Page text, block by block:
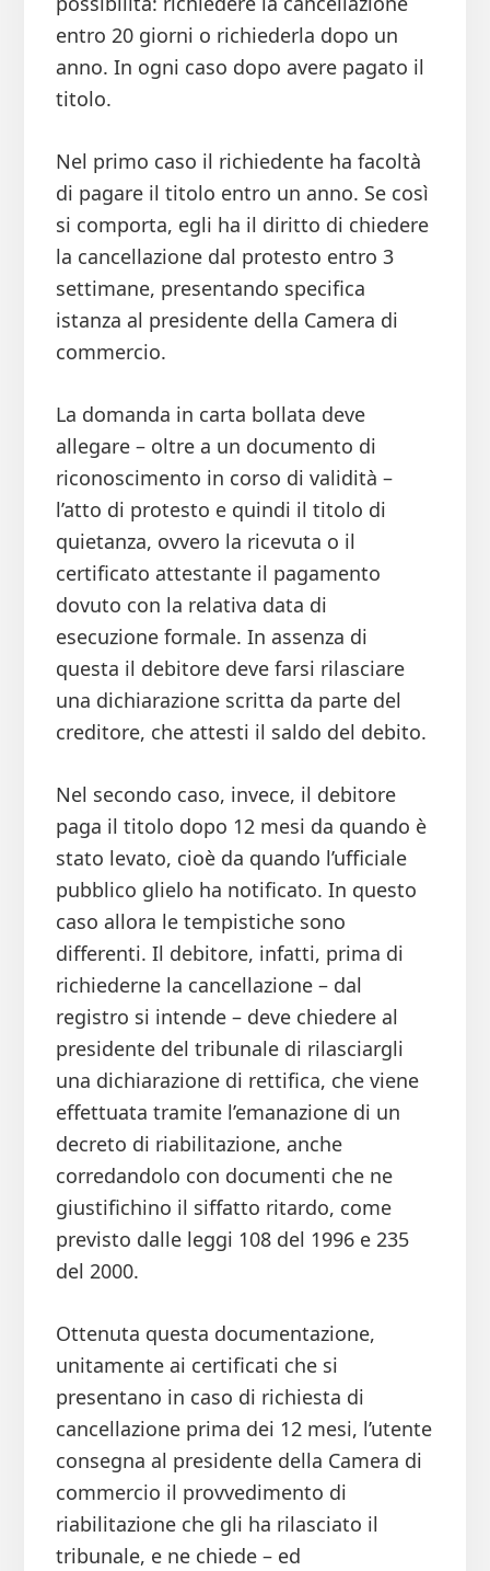
entro 20 giorni o richiederla dopo un
anno. In ogni caso dopo avere pagato il
titolo.
Nel primo caso il richiedente ha facoltà
di pagare il titolo entro un anno. Se così
si comporta, egli ha il diritto di chiedere
la cancellazione dal protesto entro 3
settimane, presentando specifica
istanza al presidente della Camera di
commercio.
La domanda in carta bollata deve
allegare – oltre a un documento di
riconoscimento in corso di validità –
l’atto di protesto e quindi il titolo di
quietanza, ovvero la ricevuta o il
certificato attestante il pagamento
dovuto con la relativa data di
esecuzione formale. In assenza di
questa il debitore deve farsi rilasciare
una dichiarazione scritta da parte del
creditore, che attesti il saldo del debito.
Nel secondo caso, invece, il debitore
paga il titolo dopo 12 mesi da quando è
stato levato, cioè da quando l’ufficiale
pubblico glielo ha notificato. In questo
caso allora le tempistiche sono
differenti. Il debitore, infatti, prima di
richiederne la cancellazione – dal
registro si intende – deve chiedere al
presidente del tribunale di rilasciargli
una dichiarazione di rettifica, che viene
effettuata tramite l’emanazione di un
decreto di riabilitazione, anche
corredandolo con documenti che ne
giustifichino il siffatto ritardo, come
previsto dalle leggi 108 del 1996 e 235
del 2000.
Ottenuta questa documentazione,
unitamente ai certificati che si
presentano in caso di richiesta di
cancellazione prima dei 12 mesi, l’utente
consegna al presidente della Camera di
commercio il provvedimento di
riabilitazione che gli ha rilasciato il
tribunale, e ne chiede – ed